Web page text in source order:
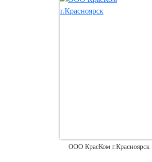
ООО КрасКом г.Красноярск